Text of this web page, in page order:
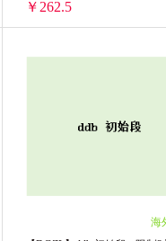
￥262.5
海